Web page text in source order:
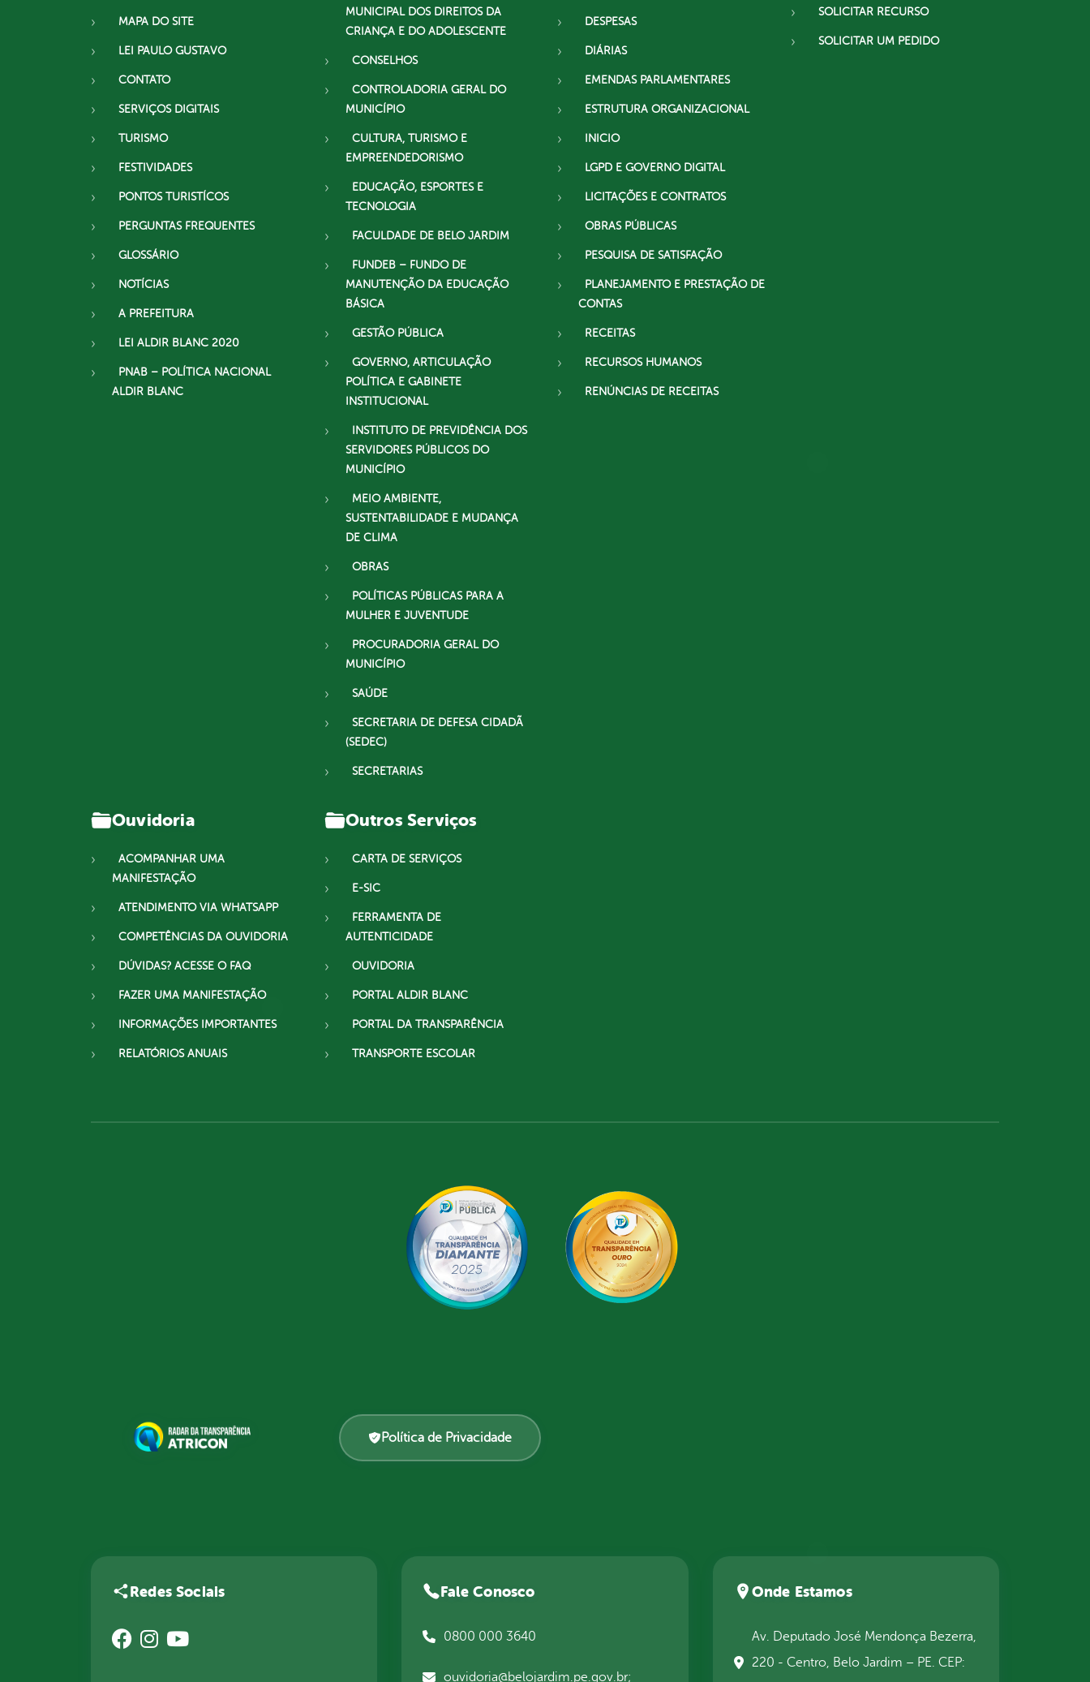
MAPA DO SITE
LEI PAULO GUSTAVO
CONTATO
SERVIÇOS DIGITAIS
TURISMO
FESTIVIDADES
PONTOS TURISTÍCOS
PERGUNTAS FREQUENTES
GLOSSÁRIO
NOTÍCIAS
A PREFEITURA
LEI ALDIR BLANC 2020
PNAB – POLÍTICA NACIONAL
ALDIR BLANC
MUNICIPAL DOS DIREITOS DA
CRIANÇA E DO ADOLESCENTE
CONSELHOS
CONTROLADORIA GERAL DO
MUNICÍPIO
CULTURA, TURISMO E
EMPREENDEDORISMO
EDUCAÇÃO, ESPORTES E
TECNOLOGIA
FACULDADE DE BELO JARDIM
FUNDEB – FUNDO DE
MANUTENÇÃO DA EDUCAÇÃO
BÁSICA
GESTÃO PÚBLICA
GOVERNO, ARTICULAÇÃO
POLÍTICA E GABINETE
INSTITUCIONAL
INSTITUTO DE PREVIDÊNCIA DOS
SERVIDORES PÚBLICOS DO
MUNICÍPIO
MEIO AMBIENTE,
SUSTENTABILIDADE E MUDANÇA
DE CLIMA
OBRAS
POLÍTICAS PÚBLICAS PARA A
MULHER E JUVENTUDE
PROCURADORIA GERAL DO
MUNICÍPIO
SAÚDE
SECRETARIA DE DEFESA CIDADÃ
(SEDEC)
SECRETARIAS
DESPESAS
DIÁRIAS
EMENDAS PARLAMENTARES
ESTRUTURA ORGANIZACIONAL
INICIO
LGPD E GOVERNO DIGITAL
LICITAÇÕES E CONTRATOS
OBRAS PÚBLICAS
PESQUISA DE SATISFAÇÃO
PLANEJAMENTO E PRESTAÇÃO DE
CONTAS
RECEITAS
RECURSOS HUMANOS
RENÚNCIAS DE RECEITAS
SOLICITAR RECURSO
SOLICITAR UM PEDIDO
Ouvidoria
ACOMPANHAR UMA
MANIFESTAÇÃO
ATENDIMENTO VIA WHATSAPP
COMPETÊNCIAS DA OUVIDORIA
DÚVIDAS? ACESSE O FAQ
FAZER UMA MANIFESTAÇÃO
INFORMAÇÕES IMPORTANTES
RELATÓRIOS ANUAIS
Outros Serviços
CARTA DE SERVIÇOS
E-SIC
FERRAMENTA DE
AUTENTICIDADE
OUVIDORIA
PORTAL ALDIR BLANC
PORTAL DA TRANSPARÊNCIA
TRANSPORTE ESCOLAR
Política de Privacidade
Redes Sociais Fale Conosco
0800 000 3640
ouvidoria@belojardim.pe.gov.br;
Onde Estamos
Av. Deputado José Mendonça Bezerra,
220 - Centro, Belo Jardim – PE. CEP: